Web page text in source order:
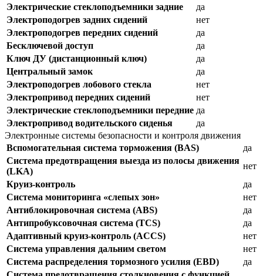
Электрические стеклоподъемники задние
да
Электроподогрев задних сидений
нет
Электроподогрев передних сидений
да
Бесключевой доступ
да
Ключ ДУ (дистанционный ключ)
да
Центральный замок
да
Электроподогрев лобового стекла
нет
Электропривод передних сидений
нет
Электрические стеклоподъемники передние да
Электропривод водительского сиденья
да
Электронные системы безопасности и контроля движения
Вспомогательная система торможения (BAS)
да
Система предотвращения выезда из полосы движения
(LKA)
нет
Круиз-контроль
да
Система мониторинга «слепых зон»
нет
Антиблокировочная система (ABS)
да
Антипробуксовочная система (TCS)
да
Адаптивный круиз-контроль (ACCS)
нет
Система управления дальним светом
нет
Система распределения тормозного усилия (EBD)
да